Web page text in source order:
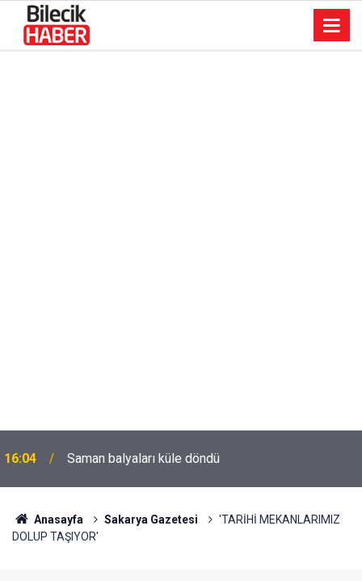
16:04 Saman balyaları küle döndü
Anasayfa Sakarya Gazetesi
'TARİHİ MEKANLARIMIZ
DOLUP TAŞIYOR'